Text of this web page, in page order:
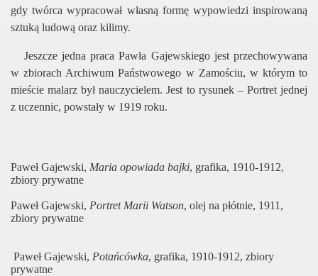
gdy twórca wypracował własną formę wypowiedzi inspirowaną
sztuką ludową oraz kilimy.
Jeszcze jedna praca Pawła Gajewskiego jest przechowywana
w zbiorach Archiwum Państwowego w Zamościu, w którym to
mieście malarz był nauczycielem. Jest to rysunek – Portret jednej
z uczennic, powstały w 1919 roku.
Paweł Gajewski, Maria opowiada bajki, grafika, 1910-1912,
zbiory prywatne
Paweł Gajewski, Portret Marii Watson, olej na płótnie, 1911,
zbiory prywatne
Paweł Gajewski, Potańcówka, grafika, 1910-1912, zbiory
prywatne